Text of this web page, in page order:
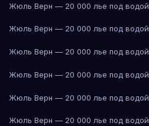
Жюль Верн — 20 000 лье под водой
Жюль Верн — 20 000 лье под водой
Жюль Верн — 20 000 лье под водой
Жюль Верн — 20 000 лье под водой
Жюль Верн — 20 000 лье под водой
Жюль Верн — 20 000 лье под водой